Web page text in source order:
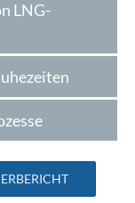
LNG-